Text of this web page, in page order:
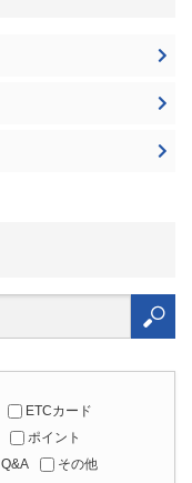
ETCカード
ポイント
Q&A その他